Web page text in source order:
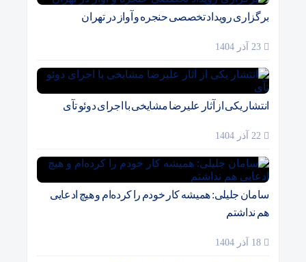
برگزاری رویداد تخصصی حنجره و آواز در تهران
انتشار یکی از آثار علیرضا مشایخی با اجرای دوئو تآی
سامان جلیلی: همیشه کار خودم را کرده‌ام و هیچ ادعایی
هم نداشتم